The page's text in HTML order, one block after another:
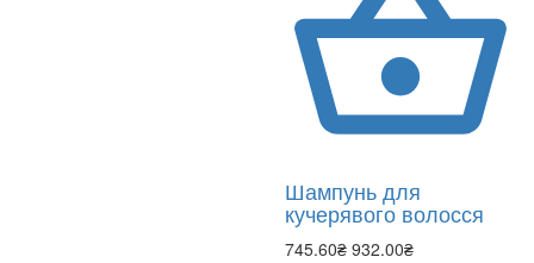
Шампунь для
кучерявого волосся
745.60₴ 932.00₴